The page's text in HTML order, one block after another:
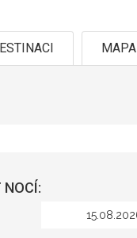
MAPA
NOCÍ: